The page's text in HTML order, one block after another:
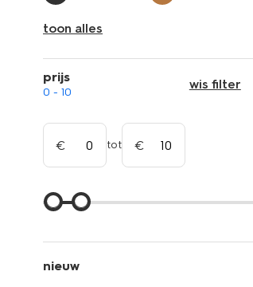
toon alles
prijs
0 - 10
wis filter
tot
nieuw